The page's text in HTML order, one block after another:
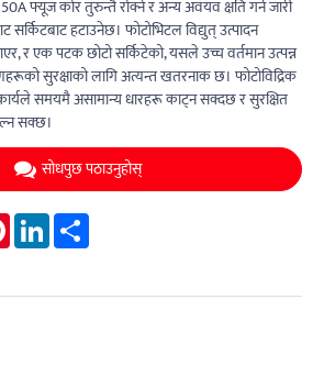
फ्यूज कोर तुरुन्तै रोक्ने र अन्य अवयव क्षति गर्न जारी
सर्किटबाट हटाउनेछ। फोटोभिटल विद्युत् उत्पादन
र एक पटक छोटो सर्किटेको, यसले उच्च वर्तमान उत्पन्न
सुरक्षाको लागि अत्यन्त खतरनाक छ। फोटोविद्रिक
समयमै असामान्य धारहरू काट्न सक्दछ र सुरक्षित
सक्छ।
सोधपुछ पठाउनुहोस्
PinterestLinkedIn